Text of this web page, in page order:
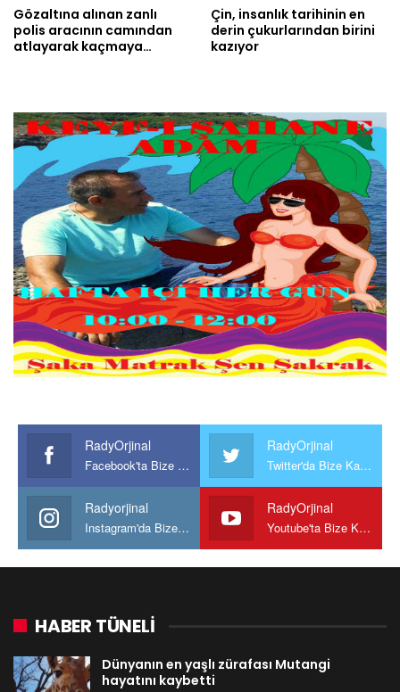
Gözaltına alınan zanlı
polis aracının camından
atlayarak kaçmaya…
Çin, insanlık tarihinin en
derin çukurlarından birini
kazıyor
RadyOrjinal
Facebook'ta Bize Katılın
RadyOrjinal
Twitter'da Bize Katılın
Radyorjinal
Instagram'da Bize katılın
RadyOrjinal
Youtube'ta Bize Katılın
HABER TÜNELİ
Dünyanın en yaşlı zürafası Mutangi
hayatını kaybetti